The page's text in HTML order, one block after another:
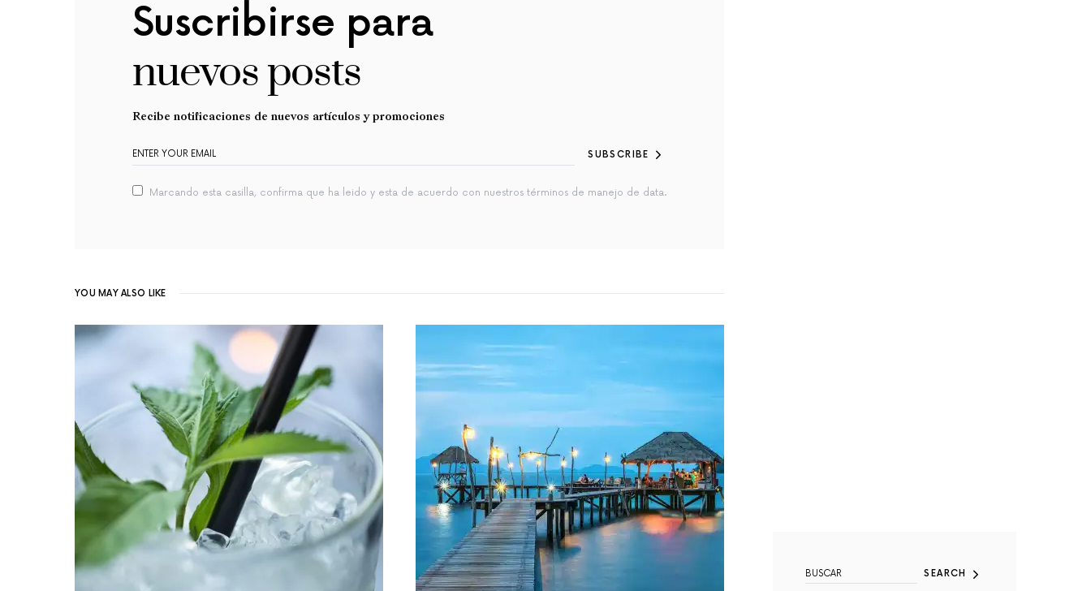
Suscribirse para
nuevos posts
Recibe notificaciones de nuevos artículos y promociones
SUBSCRIBE
Marcando esta casilla, confirma que ha leido y esta de acuerdo con nuestros términos de manejo de data.
YOU MAY ALSO LIKE
SEARCH